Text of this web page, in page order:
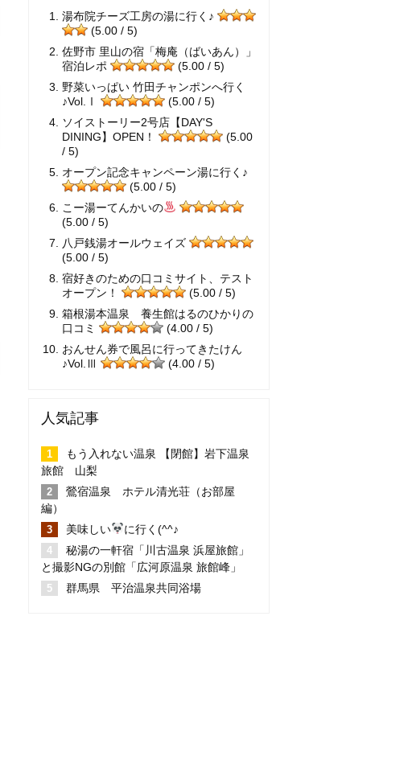
湯布院チーズ工房の湯に行く♪
(5.00 / 5)
佐野市 里山の宿「梅庵（ばいあん）」
宿泊レポ
(5.00 / 5)
野菜いっぱい 竹田チャンポンへ行く
♪Vol.Ⅰ
(5.00 / 5)
ソイストーリー2号店【DAY'S
DINING】OPEN！
(5.00
/ 5)
オープン記念キャンペーン湯に行く♪
(5.00 / 5)
こー湯ーてんかいの
(5.00 / 5)
八戸銭湯オールウェイズ
(5.00 / 5)
宿好きのための口コミサイト、テスト
オープン！
(5.00 / 5)
箱根湯本温泉 養生館はるのひかりの
口コミ
(4.00 / 5)
おんせん券で風呂に行ってきたけん
♪Vol.Ⅲ
(4.00 / 5)
人気記事
もう入れない温泉 【閉館】岩下温泉
旅館 山梨
鶯宿温泉 ホテル清光荘（お部屋
編）
美味しい
に行く(^^♪
秘湯の一軒宿「川古温泉 浜屋旅館」
と撮影NGの別館「広河原温泉 旅館峰」
群馬県 平治温泉共同浴場